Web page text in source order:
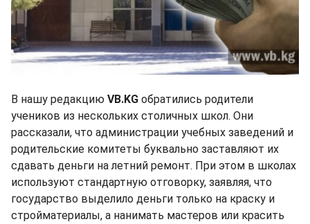
В нашу редакцию VB.KG обратились родители
учеников из нескольких столичных школ. Они
рассказали, что администрации учебных заведений и
родительские комитеты буквально заставляют их
сдавать деньги на летний ремонт. При этом в школах
используют стандартную отговорку, заявляя, что
государство выделило деньги только на краску и
стройматериалы, а нанимать мастеров или красить